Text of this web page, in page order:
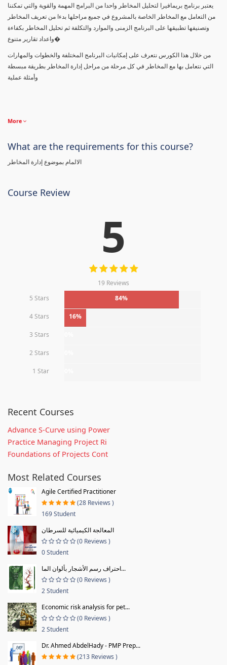
يعتبر برنامج بريمافيرا لتحليل المخاطر واحدا من البرامج المهمة والقوية والتي تمكننا
من التعامل مع المخاطر الخاصة بالمشروع في جميع مراحلها بدءا من تعريف المخاطر
وتصنيفها تطبيقها على البرنامج الزمنى والموارد والتكلفة ثم تحليل المخاطر بكفاءة
واعداد تقارير متنوع�
من خلال هذا الكورس نتعرف على إمكانيات البرنامج المختلفة والخطوات والمهارات
التي نتعامل بها مع المخاطر في كل مرحلة من مراحل إدارة المخاطر بطريقة مبسطة
وأمثلة عملية
More
What are the requirements for this course?
الالمام بموضوع إدارة المخاطر
Course Review
5
19 Reviews
5 Stars
84%
4 Stars 16%
3 Stars
2 Stars
1 Star
Recent Courses
Advance S-Curve using Power
Practice Managing Project Ri
Foundations of Projects Cont
Most Related Courses
Agile Certified Practitioner
(28 Reviews )
169 Student
المعالجة الكيميائية للسرطان
(0 Reviews )
0 Student
احتراف رسم الأشجار بألوان الما...
(0 Reviews )
2 Student
Economic risk analysis for pet...
(0 Reviews )
2 Student
Dr. Ahmed AbdelHady - PMP Prep...
(213 Reviews )